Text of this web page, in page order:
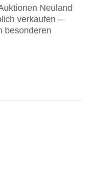
Neuland
verkaufen –
besonderen